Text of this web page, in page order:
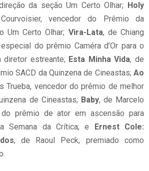
da seção Um Certo Olhar; Holy
vencedor do Prêmio da
Um Certo Olhar; Vira-Lata, de Chiang
do prêmio Caméra d’Or para o
estreante; Esta Minha Vida, de
SACD da Quinzena de Cineastas; Ao
Trueba, vencedor do prêmio de melhor
de Cineastas; Baby, de Marcelo
do prêmio de ator em ascensão para
Semana da Crítica; e Ernest Cole:
, de Raoul Peck, premiado como